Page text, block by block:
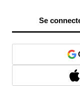
Se